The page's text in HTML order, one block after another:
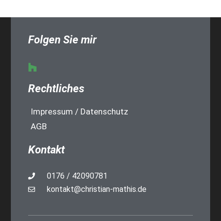
Folgen Sie mir
Rechtliches
Impressum / Datenschutz
AGB
Kontakt
0176 / 42090781
kontakt@christian-mathis.de